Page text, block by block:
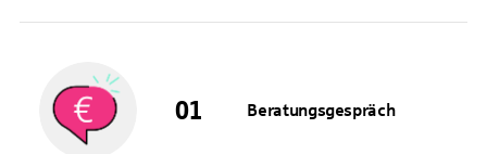
Beratungsgespräch